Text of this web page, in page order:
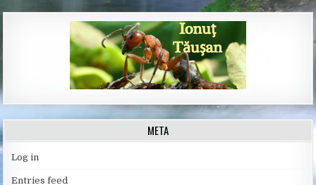
META
Log in
Entries feed